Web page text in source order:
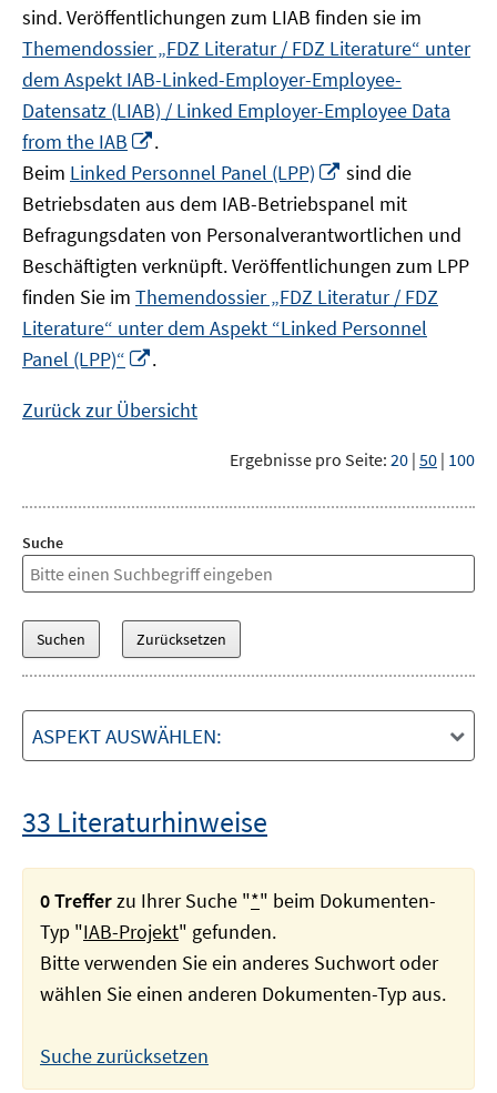
sind. Veröffentlichungen zum LIAB finden sie im
Themendossier „FDZ Literatur / FDZ Literature“ unter
dem Aspekt IAB-Linked-Employer-Employee-
Datensatz (LIAB) / Linked Employer-Employee Data
from the IAB
neuem
Fenster
öffnen
.
Beim Linked Personnel Panel (LPP)
In
neuem
Fenster
öffnen
sind die
Betriebsdaten aus dem IAB-Betriebspanel mit
Befragungsdaten von Personalverantwortlichen und
Beschäftigten verknüpft. Veröffentlichungen zum LPP
finden Sie im Themendossier „FDZ Literatur / FDZ
Literature“ unter dem Aspekt “Linked Personnel
Panel (LPP)“
Fenster
.
Zurück zur Übersicht
Ergebnisse pro Seite: 20 | 50 | 100
Suche
ASPEKT AUSWÄHLEN:
33 Literaturhinweise
0 Trefferzu Ihrer Suche "*" beim Dokumenten-
Typ "IAB-Projekt" gefunden.
Bitte verwenden Sie ein anderes Suchwort oder
wählen Sie einen anderen Dokumenten-Typ aus.
Suche zurücksetzen